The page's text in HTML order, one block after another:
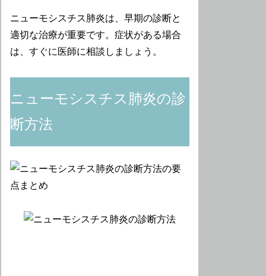
ニューモシスチス肺炎は、早期の診断と
適切な治療が重要です。症状がある場合
は、すぐに医師に相談しましょう。
ニューモシスチス肺炎の診
断方法